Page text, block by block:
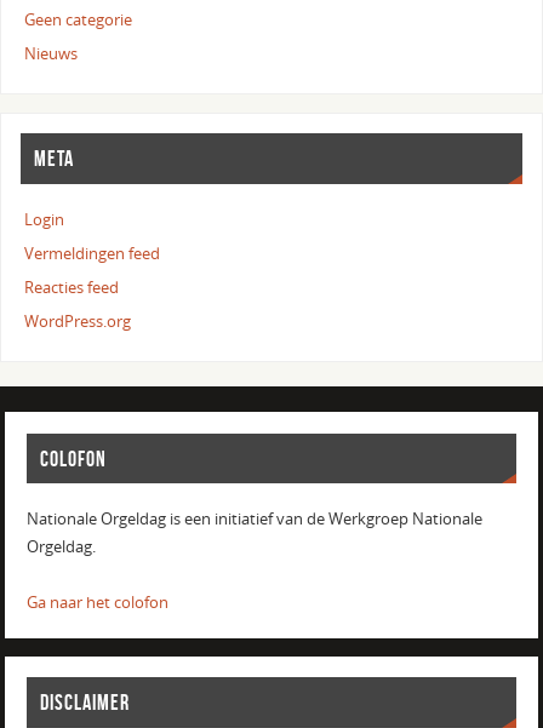
Geen categorie
Nieuws
META
Login
Vermeldingen feed
Reacties feed
WordPress.org
COLOFON
Nationale Orgeldag is een initiatief van de Werkgroep Nationale
Orgeldag.
Ga naar het colofon
DISCLAIMER